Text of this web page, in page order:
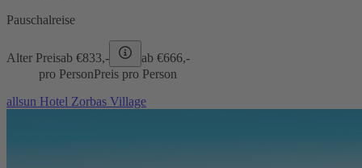
Pauschalreise
Alter Preisab €833,- ab €666,-
pro PersonPreis pro Person
allsun Hotel Zorbas Village